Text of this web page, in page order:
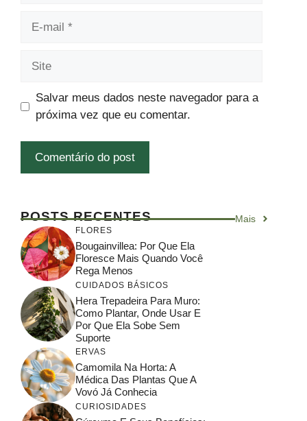
Salvar meus dados neste navegador para a
próxima vez que eu comentar.
POSTS RECENTES Mais
FLORES
Bougainvillea: Por Que Ela
Floresce Mais Quando Você
Rega Menos
CUIDADOS BÁSICOS
Hera Trepadeira Para Muro:
Como Plantar, Onde Usar E
Por Que Ela Sobe Sem
Suporte
ERVAS
Camomila Na Horta: A
Médica Das Plantas Que A
Vovó Já Conhecia
CURIOSIDADES